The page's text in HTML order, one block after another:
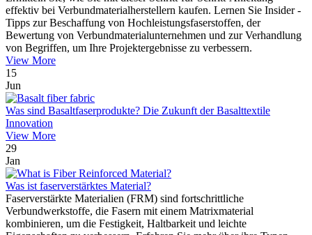
effektiv bei Verbundmaterialherstellern kaufen. Lernen Sie Insider -
Tipps zur Beschaffung von Hochleistungsfaserstoffen, der
Bewertung von Verbundmaterialunternehmen und zur Verhandlung
von Begriffen, um Ihre Projektergebnisse zu verbessern.
View More
15
Jun
Was sind Basaltfaserprodukte? Die Zukunft der Basalttextile
Innovation
View More
29
Jan
Was ist faserverstärktes Material?
Faserverstärkte Materialien (FRM) sind fortschrittliche
Verbundwerkstoffe, die Fasern mit einem Matrixmaterial
kombinieren, um die Festigkeit, Haltbarkeit und leichte